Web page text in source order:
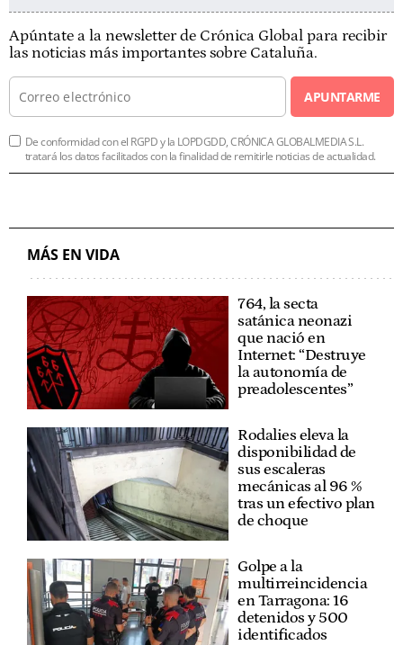
Apúntate a la newsletter de Crónica Global para recibir
las noticias más importantes sobre Cataluña.
APUNTARME
De conformidad con el RGPD y la LOPDGDD, CRÓNICA GLOBALMEDIA S.L.
tratará los datos facilitados con la finalidad de remitirle noticias de actualidad.
MÁS EN VIDA
764, la secta
satánica neonazi
que nació en
Internet: “Destruye
la autonomía de
preadolescentes”
Rodalies eleva la
disponibilidad de
sus escaleras
mecánicas al 96 %
tras un efectivo plan
de choque
Golpe a la
multirreincidencia
en Tarragona: 16
detenidos y 500
identificados